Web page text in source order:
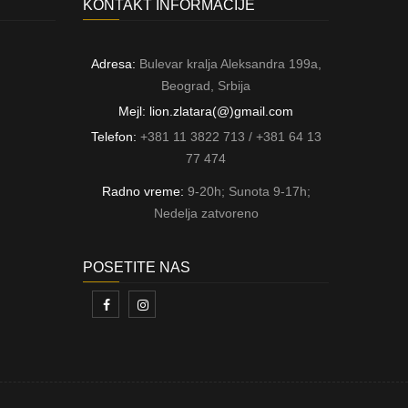
KONTAKT INFORMACIJE
Adresa: Bulevar kralja Aleksandra 199a,
Beograd, Srbija
Mejl: lion.zlatara(@)gmail.com
Telefon: +381 11 3822 713 / +381 64 13
77 474
Radno vreme: 9-20h; Sunota 9-17h;
Nedelja zatvoreno
POSETITE NAS